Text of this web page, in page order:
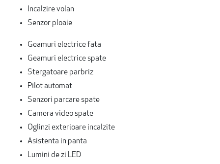
Incalzire volan
Senzor ploaie
Geamuri electrice fata
Geamuri electrice spate
Stergatoare parbriz
Pilot automat
Senzori parcare spate
Camera video spate
Oglinzi exterioare incalzite
Asistenta in panta
Lumini de zi LED